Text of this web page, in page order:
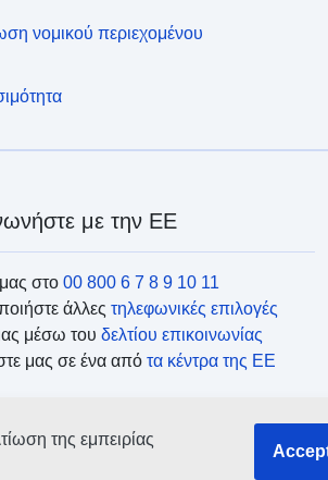
νομικού περιεχομένου
με την ΕΕ
στο 00 800 6 7 8 9 10 11
άλλες τηλεφωνικές επιλογές
μέσω του δελτίου επικοινωνίας
μας σε ένα από τα κέντρα της ΕΕ
της εμπειρίας